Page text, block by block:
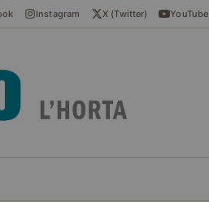
Instagram X (Twitter) YouTube